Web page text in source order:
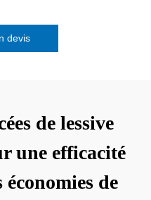
devis
de lessive
une efficacité
de